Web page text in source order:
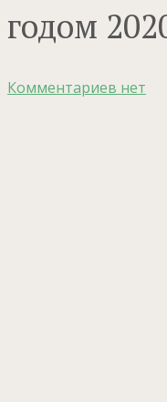
годом
Комментариев нет